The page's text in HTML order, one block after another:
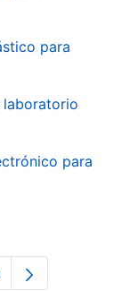
para
laboratorio
para
Pages Use